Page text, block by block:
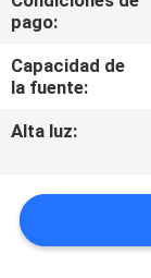
CONTACTA
CON
NOSOTROS
NOTICIAS
pago:
Capacidad de
la fuente:
Alta luz: